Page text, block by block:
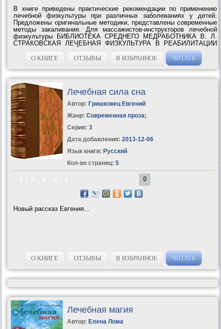
В книге приведены практические рекомендации по применению
лечебной физкультуры при различных заболеваниях у детей.
Предложены оригинальные методики, представлены современные
методы закаливания. Для массажистов-инструкторов лечебной
физкультуры БИБЛИОТЕКА СРЕДНЕГО МЕДРАБОТНИКА В. Л.
СТРАКОВСКАЯ ЛЕЧЕБНАЯ ФИЗКУЛЬТУРА В РЕАБИЛИТАЦИИ
БОЛЬНЫХ И ДЕТЕЙ ГРУППЫ РИСКА ПЕРВОГО ГОДА ЖИЗНИ
ЛЕНИНГРАД «МЕДИЦИНА»...
О КНИГЕ ОТЗЫВЫ В ИЗБРАННОЕ ЧИТАТЬ
Лечебная сила сна
Автор: Гришковец Евгений
Жанр: Современная проза;
Серия: 3
Дата добавления: 2013-12-06
Язык книги: Русский
Кол-во страниц: 5
0
Новый рассказ Евгения...
О КНИГЕ ОТЗЫВЫ В ИЗБРАННОЕ ЧИТАТЬ
Лечебная магия
Автор: Елена Лома